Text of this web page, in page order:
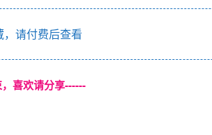
，请付费后查看
喜欢请分享------